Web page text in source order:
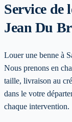
Service de
Jean Du
Louer une benne à
Nous prenons en
taille, livraison au
dans le votre
chaque intervention.